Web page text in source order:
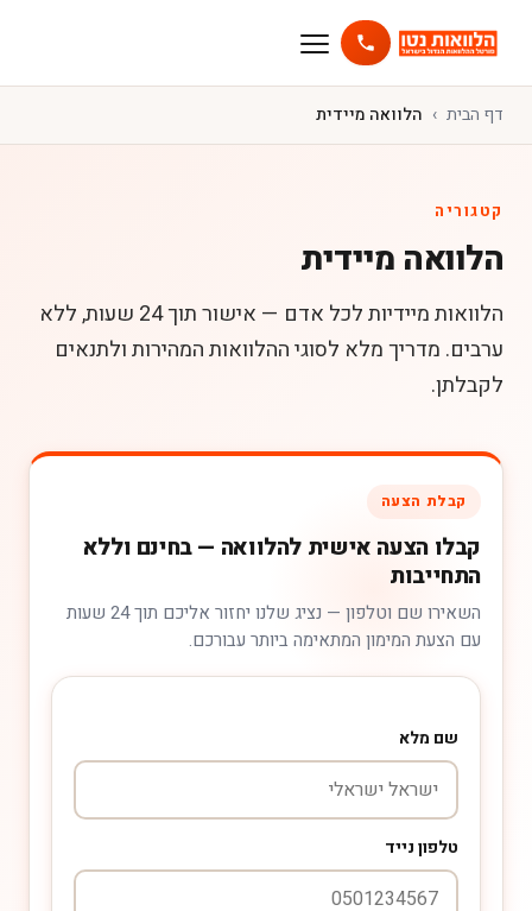
דף הבית הלוואה מיידית
קטגוריה
הלוואה מיידית
הלוואות מיידיות לכל אדם — אישור תוך 24 שעות, ללא
ערבים. מדריך מלא לסוגי ההלוואות המהירות ולתנאים
לקבלתן.
קבלת הצעה
קבלו הצעה אישית להלוואה — בחינם וללא
התחייבות
השאירו שם וטלפון — נציג שלנו יחזור אליכם תוך 24 שעות
עם הצעת המימון המתאימה ביותר עבורכם.
שם מלא
טלפון נייד